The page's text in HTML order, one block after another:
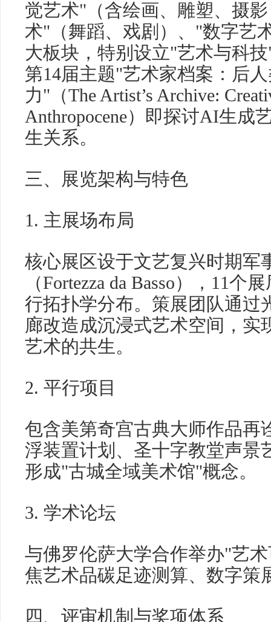
觉艺术"（含绘画、雕塑、摄
术"（舞蹈、戏剧）、"数字艺
大板块，特别设立"艺术与科
第14届主题"艺术家档案：后
力"（The Artist’s Archive:
Anthropocene）即探讨AI生成
生关系。
三、展览架构与特色
1. 主展场布局
核心展区设于文艺复兴时期军
（Fortezza da Basso），11个
行拓扑学分布。策展团队通过
廊改造成沉浸式艺术空间，实
艺术的共生。
2. 平行项目
包含美第奇宫古典大师作品再
浮装置计划、圣十字教堂声景
形成"古城全域美术馆"概念。
3. 学术论坛
与佛罗伦萨大学合作举办"艺
焦艺术品碳足迹测算、数字策
四、评审机制与奖项体系